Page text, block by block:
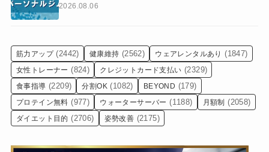
2026.08.06
筋力アップ (2442) 健康維持 (2562) ウェアレンタルあり (1847)
女性トレーナー (824) クレジットカード支払い (2329)
食事指導 (2209) 分割OK (1082) BEYOND (179)
プロテイン無料 (977) ウォーターサーバー (1188) 月額制 (2058)
ダイエット目的 (2706) 姿勢改善 (2175)